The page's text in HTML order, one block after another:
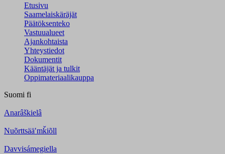
Etusivu
Saamelaiskäräjät
Päätöksenteko
Vastuualueet
Ajankohtaista
Yhteystiedot
Dokumentit
Kääntäjät ja tulkit
Oppimateriaalikauppa
Suomi fi
Anarâškielâ
Nuõrttsääʹmǩiõll
Davvisámegiella